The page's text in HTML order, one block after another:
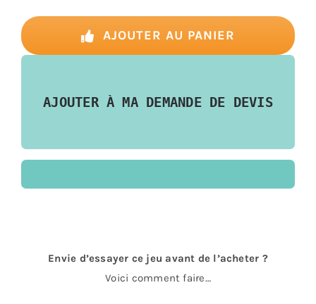
de
Hochet
AJOUTER AU PANIER
AJOUTER À MA DEMANDE DE DEVIS
Envie d’essayer ce jeu avant de l’acheter ?
Voici comment faire…